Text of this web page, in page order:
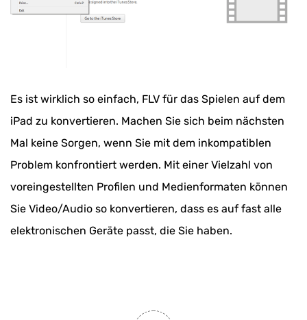
Es ist wirklich so einfach, FLV für das Spielen auf dem
iPad zu konvertieren. Machen Sie sich beim nächsten
Mal keine Sorgen, wenn Sie mit dem inkompatiblen
Problem konfrontiert werden. Mit einer Vielzahl von
voreingestellten Profilen und Medienformaten können
Sie Video/Audio so konvertieren, dass es auf fast alle
elektronischen Geräte passt, die Sie haben.